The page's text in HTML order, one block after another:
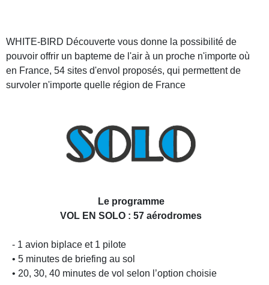
WHITE-BIRD Découverte vous donne la possibilité de
pouvoir offrir un bapteme de l'air à un proche n'importe où
en France, 54 sites d'envol proposés, qui permettent de
survoler n'importe quelle région de France
Le programme
VOL EN SOLO : 57 aérodromes
- 1 avion biplace et 1 pilote
• 5 minutes de briefing au sol
• 20, 30, 40 minutes de vol selon l’option choisie